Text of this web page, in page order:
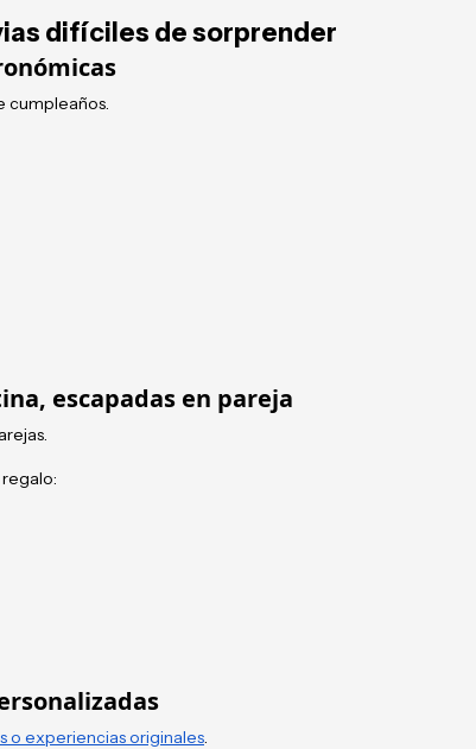
difíciles de sorprender
cumpleaños.
escapadas en pareja
o experiencias originales.